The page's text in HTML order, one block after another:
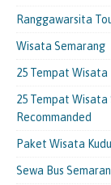
Ranggawarsita
Wisata Semarang
25 Tempat
25 Tempat
Recommanded
Paket Wisata
Sewa Bus